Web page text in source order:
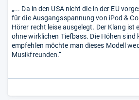
„... Da in den USA nicht die in der EU
für die Ausgangsspannung von iPod &
Hörer recht leise ausgelegt. Der Klang ist
ohne wirklichen Tiefbass. Die Höhen sind
empfehlen möchte man dieses Modell
Musikfreunden.“